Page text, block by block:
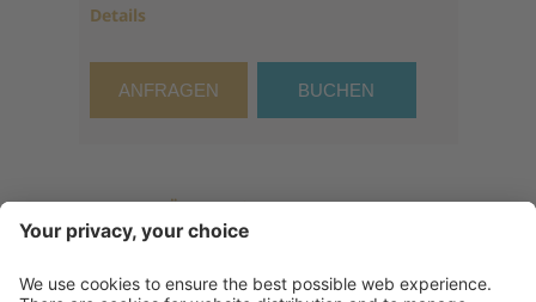
Details
ANFRAGEN BUCHEN
ALLE ZIMMER IM ÜBERBLICK